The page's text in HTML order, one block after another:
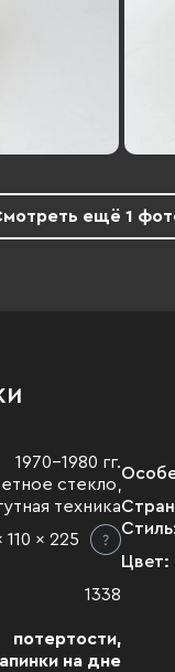
ещё 1
1970-1980 гг.
стекло,
техника
110 x 225
1338
потертости,
на дне
Цвет: